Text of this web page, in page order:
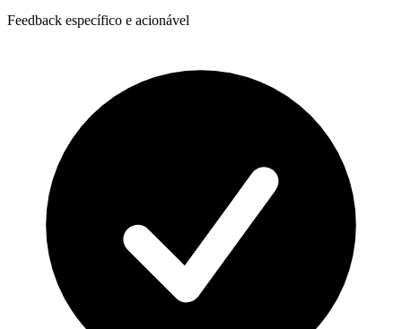
Feedback específico e acionável